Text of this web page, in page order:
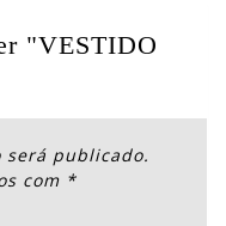
"VESTIDO
será publicado.
com *